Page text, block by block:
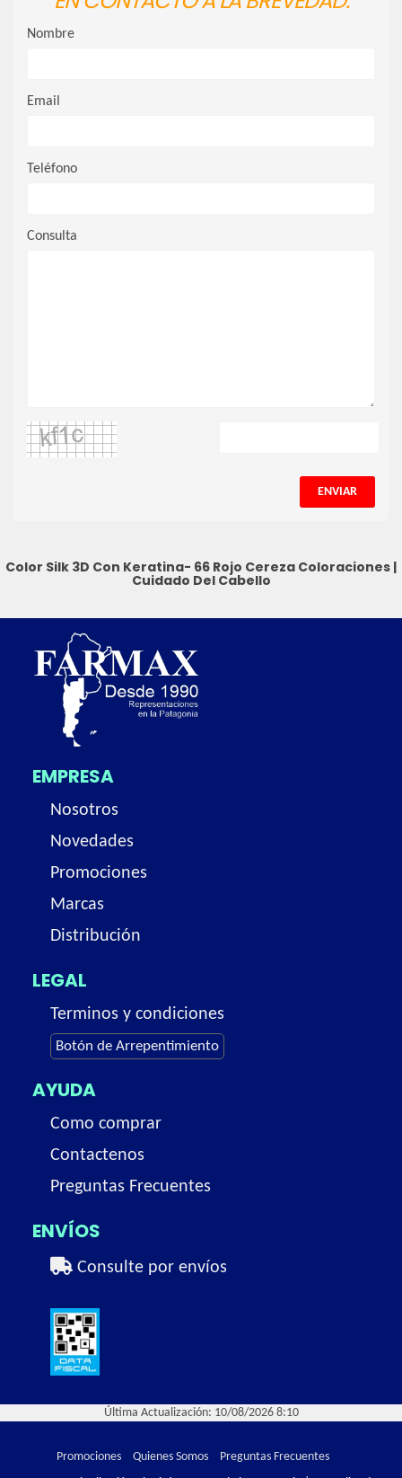
Nombre
Email
Teléfono
Consulta
ENVIAR
Color Silk 3D Con Keratina- 66 Rojo Cereza Coloraciones |
Cuidado Del Cabello
EMPRESA
Nosotros
Novedades
Promociones
Marcas
Distribución
LEGAL
Terminos y condiciones
Botón de Arrepentimiento
AYUDA
Como comprar
Contactenos
Preguntas Frecuentes
ENVÍOS
Consulte por envíos
Última Actualización: 10/08/2026 8:10
Promociones Quienes Somos
Preguntas Frecuentes